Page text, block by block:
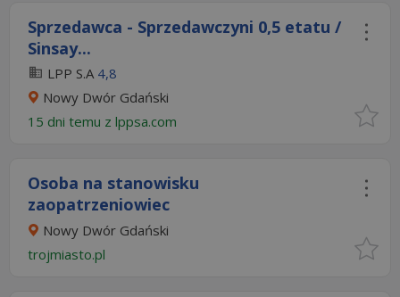
Sprzedawca - Sprzedawczyni 0,5 etatu /
Sinsay...
LPP S.A 4,8
Nowy Dwór Gdański
15 dni temu z lppsa.com
Osoba na stanowisku
zaopatrzeniowiec
Nowy Dwór Gdański
trojmiasto.pl